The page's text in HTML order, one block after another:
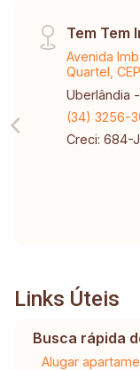
Tem Tem
Avenida
Quartel,
Uberlândia
(34) 3256-
Creci: 684-J
Links Úteis
Busca rápida
Alugar